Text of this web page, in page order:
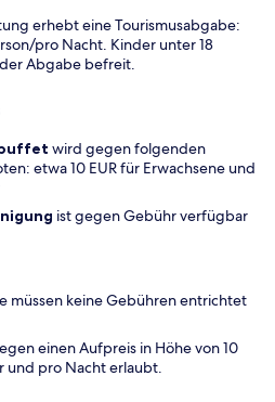
erhebt eine Tourismusabgabe:
pro Nacht. Kinder unter 18
Abgabe befreit.
wird gegen folgenden
etwa 10 EUR für Erwachsene und
ist gegen Gebühr verfügbar
müssen keine Gebühren entrichtet
einen Aufpreis in Höhe von 10
und pro Nacht erlaubt.